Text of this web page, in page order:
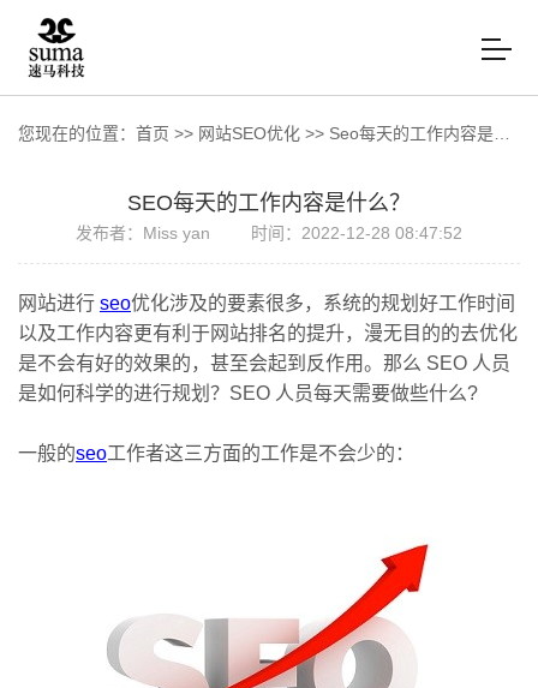
您现在的位置： 首页 >> 网站SEO优化 >> Seo每天的工作内容是什么？
SEO每天的工作内容是什么？
发布者：Miss yan 时间：2022-12-28 08:47:52
网站进行 seo优化涉及的要素很多，系统的规划好工作时间
以及工作内容更有利于网站排名的提升，漫无目的的去优化
是不会有好的效果的，甚至会起到反作用。那么 SEO 人员
是如何科学的进行规划？SEO 人员每天需要做些什么?
一般的seo工作者这三方面的工作是不会少的：